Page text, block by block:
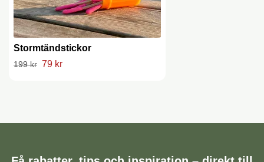
Stormtändstickor
199 kr 79 kr